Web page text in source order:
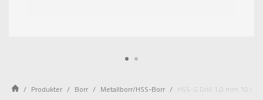
Produkter Borr Metallborr/HSS-Borr HSS-G Drill 1,0 mm 10 st